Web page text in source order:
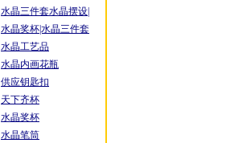
水晶三件套水晶摆设|
水晶奖杯|水晶三件套
水晶工艺品
水晶内画花瓶
供应钥匙扣
天下齐杯
水晶奖杯
水晶笔筒